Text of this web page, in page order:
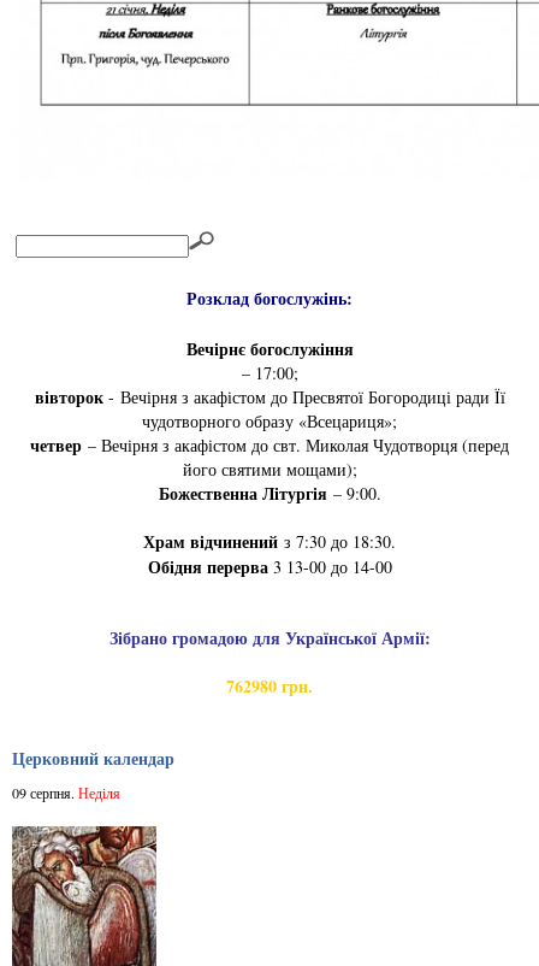
Розклад богослужінь:
Вечірнє богослужіння
– 17:00;
вівторок- Вечірня з акафістом до Пресвятої Богородиці ради Її
чудотворного образу «Всецариця»;
четвер – Вечірня з акафістом до свт. Миколая Чудотворця (перед
його святими мощами);
Божественна Літургія– 9:00.
Храм відчинений з 7:30 до 18:30.
Обідня перерва3 13-00 до 14-00
Зібрано громадою для Української Армії:
762980 грн.
Церковний календар
09 серпня. Неділя